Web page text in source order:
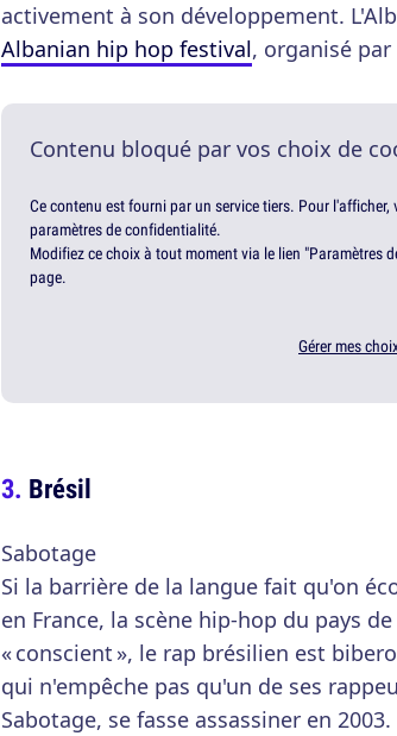
activement à son développement.
Albanian hip hop festival, organisé
Contenu bloqué par vos choix de
Ce contenu est fourni par un service tiers. Pour
paramètres de confidentialité.
Modifiez ce choix à tout moment via le lien "Paramètres
page.
Gérer mes
Brésil
Sabotage
Si la barrière de la langue fait qu'on
en France, la scène hip-hop du pays
« conscient », le rap brésilien est
qui n'empêche pas qu'un de ses
Sabotage, se fasse assassiner en 2003.